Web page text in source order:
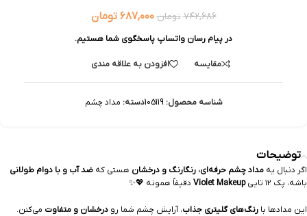
۷۴۲,۶۸۶ تومان ۶۸۷,۰۰۰ تومان
در پیام رسان واتساپ پاسخگوی شما هستیم.
مقایسه افزودن به علاقه مندی
شناسه محصول:105119دسته: مداد چشم
توضیحات
اگر دنبال یه مداد چشم حرفه‌ای، رنگارنگ و درخشان هستی که ضد آب و با دوام طولانی
باشه، پک ۱۲ تایی
Violet Makeup دقیقاً همونه 💖✨
این مدادها با رنگ‌های گلیتری جذاب، آرایش چشم شما رو درخشان و متفاوت می‌کنن.